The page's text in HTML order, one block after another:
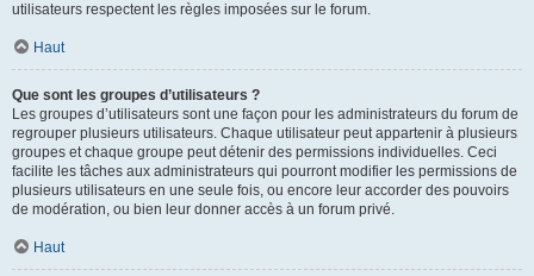
utilisateurs respectent les règles imposées sur le forum.
Haut
Que sont les groupes d’utilisateurs ?
Les groupes d’utilisateurs sont une façon pour les administrateurs du forum de
regrouper plusieurs utilisateurs. Chaque utilisateur peut appartenir à plusieurs
groupes et chaque groupe peut détenir des permissions individuelles. Ceci
facilite les tâches aux administrateurs qui pourront modifier les permissions de
plusieurs utilisateurs en une seule fois, ou encore leur accorder des pouvoirs
de modération, ou bien leur donner accès à un forum privé.
Haut